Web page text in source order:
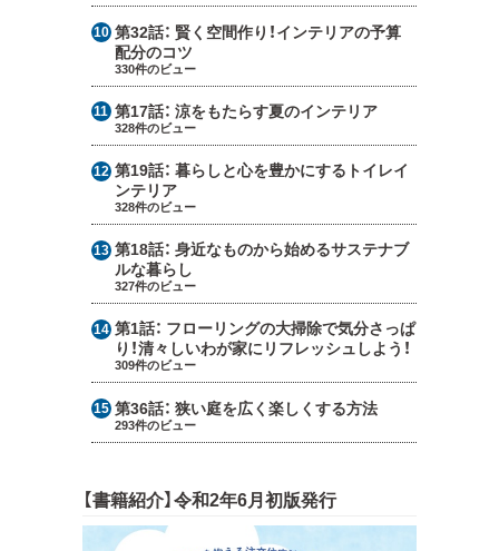
第32話： 賢く空間作り！インテリアの予算
配分のコツ
330件のビュー
第17話：涼をもたらす夏のインテリア
328件のビュー
第19話：暮らしと心を豊かにするトイレイ
ンテリア
328件のビュー
第18話：身近なものから始めるサステナブ
ルな暮らし
327件のビュー
第1話： フローリングの大掃除で気分さっぱ
り！清々しいわが家にリフレッシュしよう！
309件のビュー
第36話：狭い庭を広く楽しくする方法
293件のビュー
【書籍紹介】令和2年6月初版発行